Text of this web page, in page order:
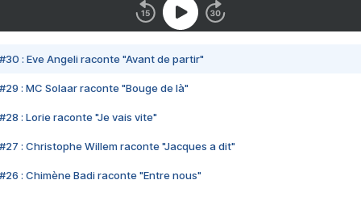
#30 : Eve Angeli raconte "Avant de partir"
#29 : MC Solaar raconte "Bouge de là"
#28 : Lorie raconte "Je vais vite"
#27 : Christophe Willem raconte "Jacques a dit"
#26 : Chimène Badi raconte "Entre nous"